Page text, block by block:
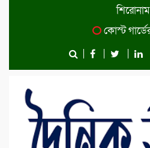
কোস্ট গার্ডের